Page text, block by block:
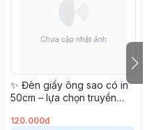
✨ Đèn giấy ông sao có in
50cm – lựa chọn truyền
120.000đ